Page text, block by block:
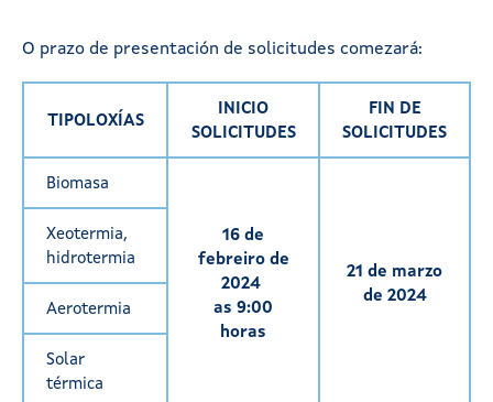
O prazo de presentación de solicitudes comezará:
TIPOLOXÍAS
INICIO
SOLICITUDES
FIN DE
SOLICITUDES
Biomasa
16 de
febreiro de
2024
as 9:00
horas
21 de marzo
de 2024
Xeotermia,
hidrotermia
Aerotermia
Solar
térmica